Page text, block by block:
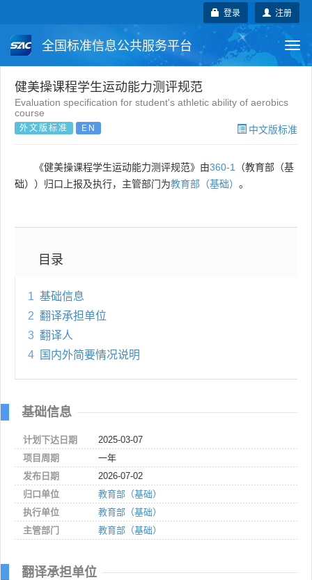
注册
登录
全国标准信息公共服务平台
国家标准 行业标准
团体标准
健美操课程学生运动能力测评规范
Evaluation specification for student's athletic ability of aerobics
course
外文版标准 EN 中文版标准
《健美操课程学生运动能力测评规范》由360-1
（教育部（基
础））归口上报及执行，主管部门为教育部（基础） 。
目录
1 基础信息
2 翻译承担单位
3 翻译人
4
国内外简要情况说明
基础信息
计划下达日期
2025-03-07
项目周期
一年
发布日期
2026-07-02
归口单位
教育部（基础）
执行单位
教育部（基础）
主管部门
教育部（基础）
翻译承担单位